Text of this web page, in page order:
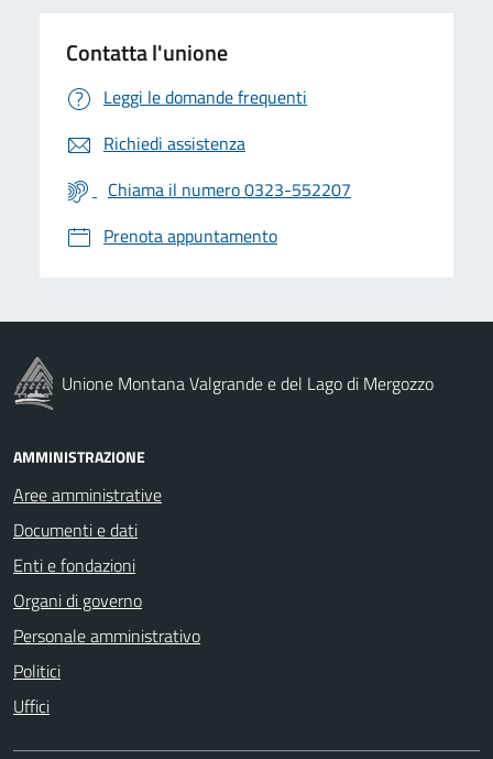
Contatta l'unione
Leggi le domande frequenti
Richiedi assistenza
Chiama il numero 0323-552207
Prenota appuntamento
Unione Montana Valgrande e del Lago di Mergozzo
AMMINISTRAZIONE
Aree amministrative
Documenti e dati
Enti e fondazioni
Organi di governo
Personale amministrativo
Politici
Uffici